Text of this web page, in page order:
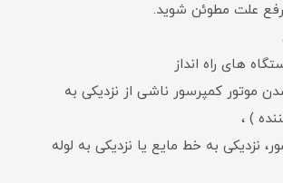
رفع علت مطوئن شوید.
های راه انداز
موتور کمپرسور ناشی از نزدیکی به
) ،
نزدیکی به خط مایع یا نزدیکی به لوله